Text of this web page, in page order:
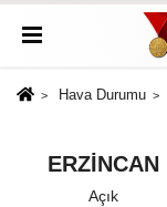
Hava Durumu
ERZİNCAN
Açık